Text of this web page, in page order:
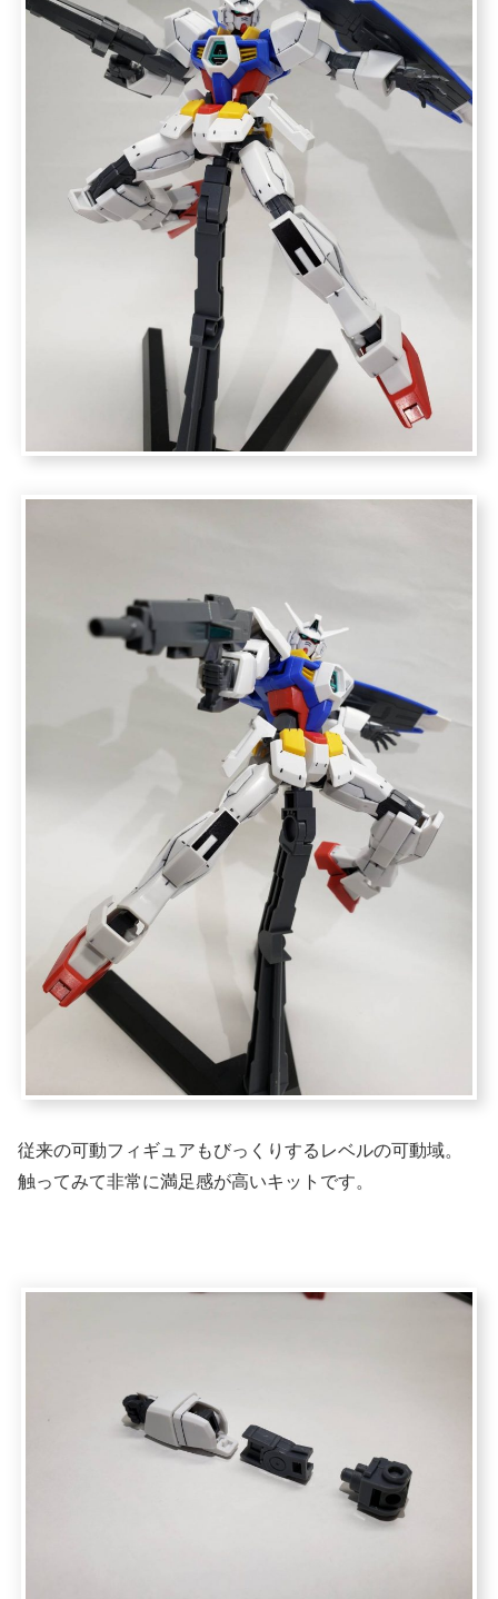
従来の可動フィギュアもびっくりするレベルの可動域。
触ってみて非常に満足感が高いキットです。